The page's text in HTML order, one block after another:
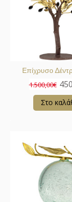
Επίχρυσο
1.500,00€
Στο